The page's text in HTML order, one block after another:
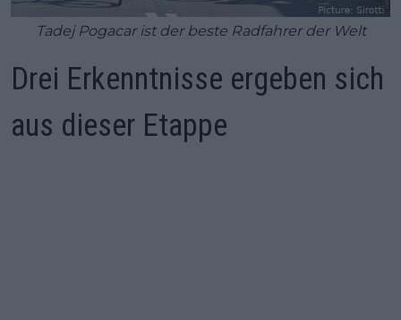
Tadej Pogacar ist der beste Radfahrer der Welt
Drei Erkenntnisse ergeben sich
aus dieser Etappe